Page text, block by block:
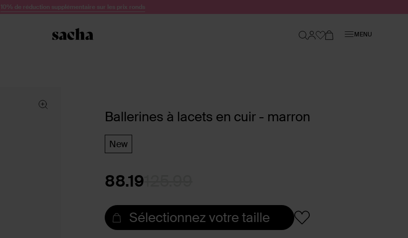
10% de réduction supplémentaire sur les prix ronds
MENU
Ballerines à lacets en cuir - marron
New
88.19
Sélectionnez votre taille